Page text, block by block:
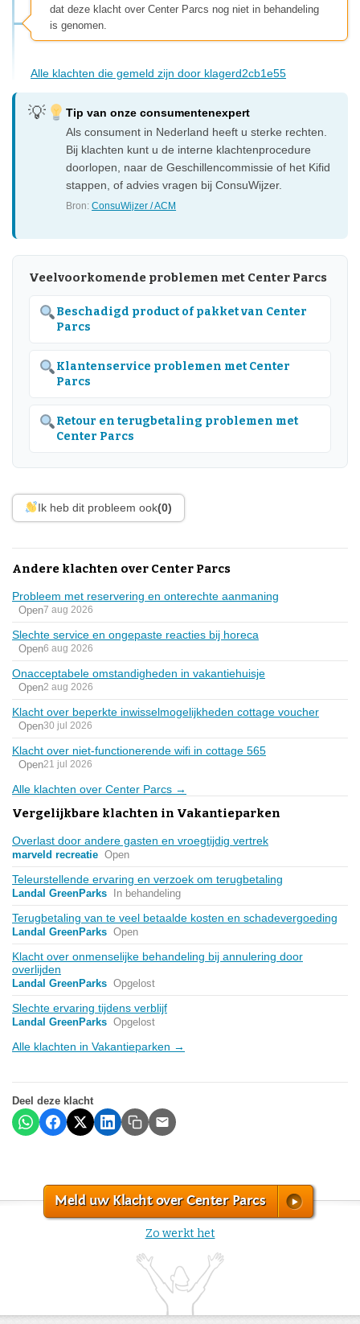
dat deze klacht over Center Parcs nog niet in behandeling
is genomen.
Alle klachten die gemeld zijn door klagerd2cb1e55
Tip van onze consumentenexpert
Als consument in Nederland heeft u sterke rechten.
Bij klachten kunt u de interne klachtenprocedure
doorlopen, naar de Geschillencommissie of het Kifid
stappen, of advies vragen bij ConsuWijzer.
Bron:ConsuWijzer / ACM
Veelvoorkomende problemen met Center Parcs
Beschadigd product of pakket van Center
Parcs
Klantenservice problemen met Center
Parcs
Retour en terugbetaling problemen met
Center Parcs
Ik heb dit probleem ook(0)
Andere klachten over Center Parcs
Probleem met reservering en onterechte aanmaning
Open7 aug 2026
Slechte service en ongepaste reacties bij horeca
Open6 aug 2026
Onacceptabele omstandigheden in vakantiehuisje
Open2 aug 2026
Klacht over beperkte inwisselmogelijkheden cottage voucher
Open30 jul 2026
Klacht over niet-functionerende wifi in cottage 565
Open21 jul 2026
Alle klachten over Center Parcs →
Vergelijkbare klachten in Vakantieparken
Overlast door andere gasten en vroegtijdig vertrek
marveld recreatie Open
Teleurstellende ervaring en verzoek om terugbetaling
Landal GreenParks In behandeling
Terugbetaling van te veel betaalde kosten en schadevergoeding
Landal GreenParks Open
Klacht over onmenselijke behandeling bij annulering door
overlijden
Landal GreenParks Opgelost
Slechte ervaring tijdens verblijf
Landal GreenParks Opgelost
Alle klachten in Vakantieparken →
Deel deze klacht
Meld uw Klacht over Center Parcs
Zo werkt het